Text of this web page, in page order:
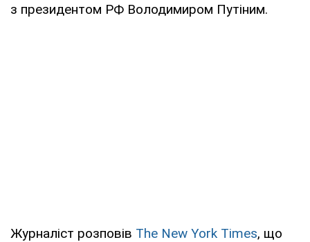
з президентом РФ Володимиром Путіним.
Журналіст розповів The New York Times, що